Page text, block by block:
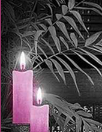
Skip
to
content